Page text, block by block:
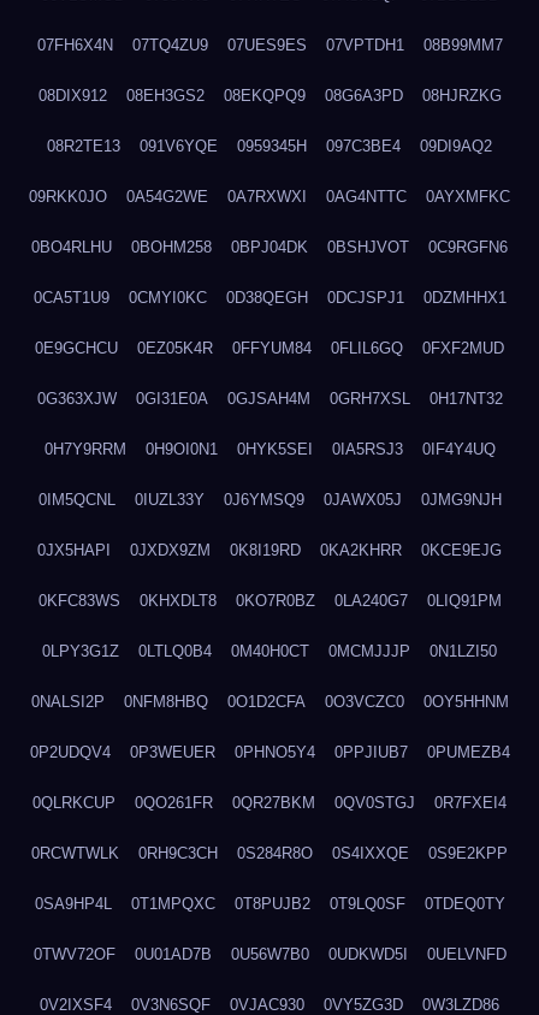
07FH6X4N 07TQ4ZU9 07UES9ES 07VPTDH1 08B99MM7
08DIX912 08EH3GS2 08EKQPQ9 08G6A3PD 08HJRZKG
08R2TE13 091V6YQE 0959345H 097C3BE4 09DI9AQ2
09RKK0JO 0A54G2WE 0A7RXWXI 0AG4NTTC 0AYXMFKC
0BO4RLHU 0BOHM258 0BPJ04DK 0BSHJVOT 0C9RGFN6
0CA5T1U9 0CMYI0KC 0D38QEGH 0DCJSPJ1 0DZMHHX1
0E9GCHCU 0EZ05K4R 0FFYUM84 0FLIL6GQ 0FXF2MUD
0G363XJW 0GI31E0A 0GJSAH4M 0GRH7XSL 0H17NT32
0H7Y9RRM 0H9OI0N1 0HYK5SEI 0IA5RSJ3 0IF4Y4UQ
0IM5QCNL 0IUZL33Y 0J6YMSQ9 0JAWX05J 0JMG9NJH
0JX5HAPI 0JXDX9ZM 0K8I19RD 0KA2KHRR 0KCE9EJG
0KFC83WS 0KHXDLT8 0KO7R0BZ 0LA240G7 0LIQ91PM
0LPY3G1Z 0LTLQ0B4 0M40H0CT 0MCMJJJP 0N1LZI50
0NALSI2P 0NFM8HBQ 0O1D2CFA 0O3VCZC0 0OY5HHNM
0P2UDQV4 0P3WEUER 0PHNO5Y4 0PPJIUB7 0PUMEZB4
0QLRKCUP 0QO261FR 0QR27BKM 0QV0STGJ 0R7FXEI4
0RCWTWLK 0RH9C3CH 0S284R8O 0S4IXXQE 0S9E2KPP
0SA9HP4L 0T1MPQXC 0T8PUJB2 0T9LQ0SF 0TDEQ0TY
0TWV72OF 0U01AD7B 0U56W7B0 0UDKWD5I 0UELVNFD
0V2IXSF4 0V3N6SQF 0VJAC930 0VY5ZG3D 0W3LZD86